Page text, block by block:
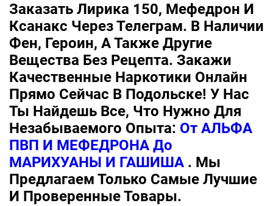
Заказать Лирика 150, Мефедрон И
Ксанакс Через Телеграм. В Наличии
Фен, Героин, А Также Другие
Вещества Без Рецепта. Закажи
Качественные Наркотики Онлайн
Прямо Сейчас В Подольске! У Нас
Ты Найдешь Все, Что Нужно Для
Незабываемого Опыта: От АЛЬФА
ПВП И МЕФЕДРОНА До
МАРИХУАНЫ И ГАШИША . Мы
Предлагаем Только Самые Лучшие
И Проверенные Товары.